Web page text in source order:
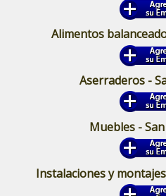
Alimentos
Aserraderos -
Muebles -
Instalaciones y